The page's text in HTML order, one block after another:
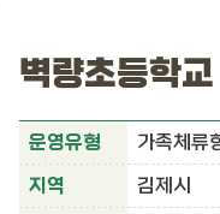
벽량초등학교
운영유형
가족체류
지역
김제시